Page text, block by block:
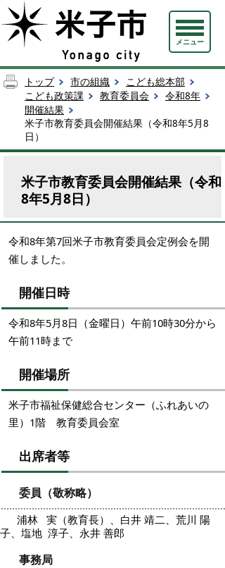
メニュー
トップ 市の組織
こども総本部
こども政策課
教育委員会
令和8年
開催結果
米子市教育委員会開催結果（令和8年5月8
日）
米子市教育委員会開催結果（令和
8年5月8日）
令和8年第7回米子市教育委員会定例会を開
催しました。
開催日時
令和8年5月8日（金曜日）午前10時30分から
午前11時まで
開催場所
米子市福祉保健総合センター（ふれあいの
里）1階 教育委員会室
出席者等
委員（敬称略）
浦林 実（教育長）、白井 靖二、荒川 陽
子、 塩地 淳子、 永井 善郎
事務局